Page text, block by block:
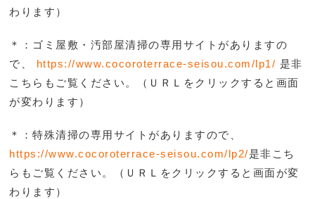
わります）
＊：ゴミ屋敷・汚部屋清掃の専用サイトがありますの
で、 https://www.cocoroterrace-seisou.com/lp1/ 是非
こち らもご覧ください。（ＵＲＬをクリックすると画面
が変わります）
＊：特殊清掃の専用サイトがありますので、
https://www.cocoroterrace-seisou.com/lp2/是非こち
らもご覧ください。（ＵＲＬをクリックすると画面が変
わります）